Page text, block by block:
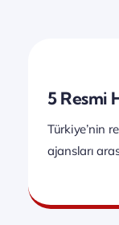
5 Resmi
Türkiye’nin
ajansları